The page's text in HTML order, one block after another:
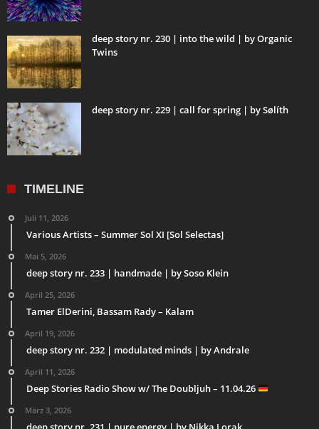
deep story nr. 230 | into the wild | by Organic
Twins
deep story nr. 229 | call for spring | by Sølíth
TIMELINE
Juli 11, 2026
Various Artists – Summer Sol XI [Sol Selectas]
Mai 5, 2026
deep story nr. 233 | handmade | by Soso Klein
April 25, 2026
Tamer ElDerini, Bassam Rady – Kalam
April 19, 2026
deep story nr. 232 | modulated minds | by Andrale
April 11, 2026
Deep Stories Radio Show w/ The Doubljuh – 11.04.26
März 3, 2026